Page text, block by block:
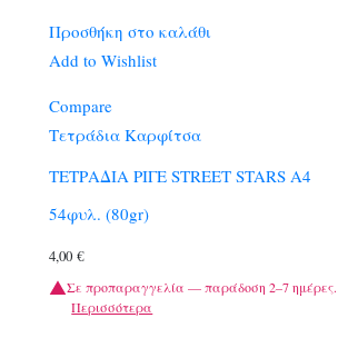
Προσθήκη στο καλάθι
Add to Wishlist
Compare
Τετράδια Καρφίτσα
ΤΕΤΡΑΔΙΑ ΡΙΓΕ STREET STARS A4
54φυλ. (80gr)
4,00€
Σε προπαραγγελία — παράδοση 2–7 ημέρες.
Περισσότερα